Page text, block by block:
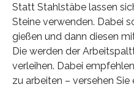
Statt Stahlstäbe lassen
Steine verwenden. Dabei
gießen und dann diesen
Die werden der
verleihen. Dabei
zu arbeiten – versehen